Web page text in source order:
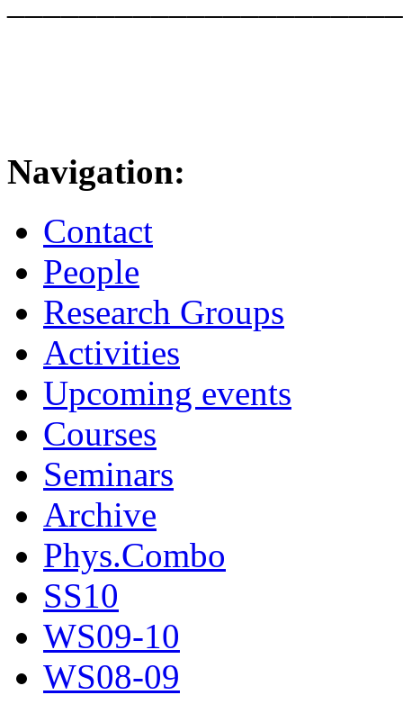
Navigation:
Contact
People
Research Groups
Activities
Upcoming events
Courses
Seminars
Archive
Phys.Combo
SS10
WS09-10
WS08-09